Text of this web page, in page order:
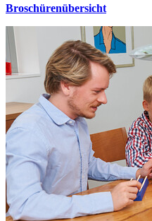
Broschürenübersicht